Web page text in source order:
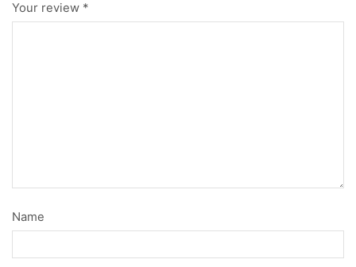
Your review *
Name